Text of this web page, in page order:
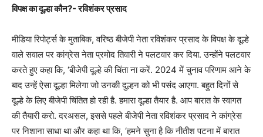
विपक्ष का दूल्हा कौन?- रविशंकर प्रसाद
मीडिया रिपोर्ट्स के मुताबिक, वरिष्ठ बीजेपी नेता रविशंकर प्रसाद के विपक्ष के दूल्हे
वाले सवाल पर कांग्रेस नेता प्रमोद तिवारी ने पलटवार कर दिया. उन्होंने पलटवार
करते हुए कहा कि, ‘बीजेपी दूल्हे की चिंता ना करें. 2024 में चुनाव परिणाम आने के
बाद उन्हें ऐसा दूल्हा मिलेगा जो उनकी दुल्हन को भी पसंद आएगा. बहुत दिनों से
दूल्हे के लिए बीजेपी चिंतित हो रही है. हमारा दूल्हा तैयार है. आप बारात के स्वागत
की तैयारी करो. दरअसल, इससे पहले बीजेपी नेता रविशंकर प्रसाद ने कांग्रेस
पर निशाना साधा था और कहा था कि, ‘हमने सुना है कि नीतीश पटना में बारात